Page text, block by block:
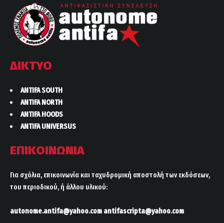
ΔΙΚΤΥΟ
ANTIFA SOUTH
ANTIFA NORTH
ANTIFA HOODS
ANTIFA UNIVERSUS
ΕΠΙΚΟΙΝΩΝΙΑ
Για σχόλια, επικοινωνία και ταχυδρομική αποστολή των εκδόσεων,
του περιοδικού, ή άλλου υλικού:
autonome.antifa@yahoo.com antifascripta@yahoo.com